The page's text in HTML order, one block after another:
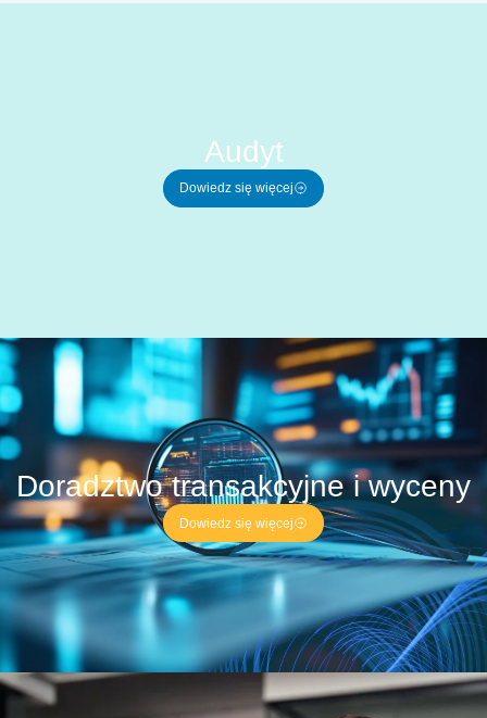
Audyt
Dowiedz się więcej
Doradztwo transakcyjne i wyceny
Dowiedz się więcej